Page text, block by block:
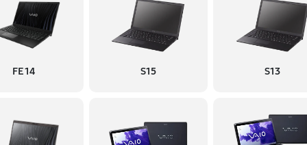
FE 14 S15 S13